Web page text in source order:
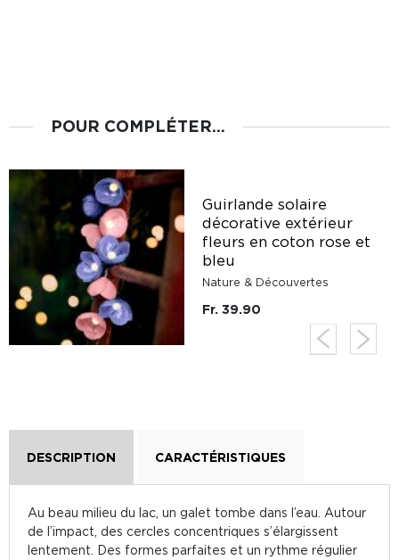
POUR COMPLÉTER...
Guirlande solaire
décorative extérieur
fleurs en coton rose et
bleu
Nature & Découvertes
Fr. 39.90
DESCRIPTION CARACTÉRISTIQUES
Au beau milieu du lac, un galet tombe dans l’eau. Autour
de l’impact, des cercles concentriques s’élargissent
lentement. Des formes parfaites et un rythme régulier